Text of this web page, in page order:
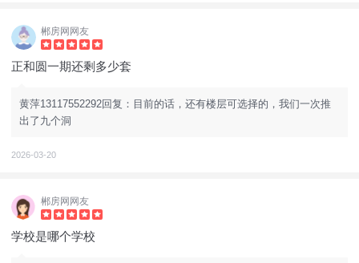
郴房网网友
正和圆一期还剩多少套
黄萍13117552292回复：目前的话，还有楼层可选择的，我们一次推
出了九个洞
2026-03-20
郴房网网友
学校是哪个学校